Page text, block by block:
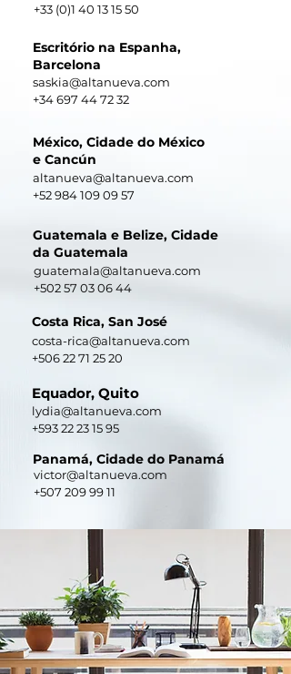
+33 (0)1 40 13 15 50
Escritório na Espanha,
Barcelona
saskia@altanueva.com
+34 697 44 72 32
México, Cidade do México
e Cancún
altanueva@altanueva.com
+52 984 109 09 57
Guatemala e Belize, Cidade
da Guatemala
guatemala@altanueva.com
+502 57 03 06 44
Costa Rica, San José
costa-rica@altanueva.com
+506 22 71 25 20
Equador, Quito
lydia@altanueva.com
+593 22 23 15 95
Panamá, Cidade do Panamá
victor@altanueva.com
+507 209 99 11